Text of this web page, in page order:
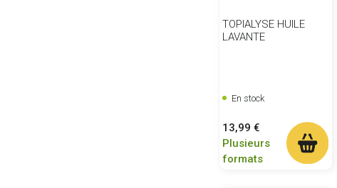
TOPIALYSE HUILE
LAVANTE
En stock
Prix
13,99 €
Plusieurs
formats